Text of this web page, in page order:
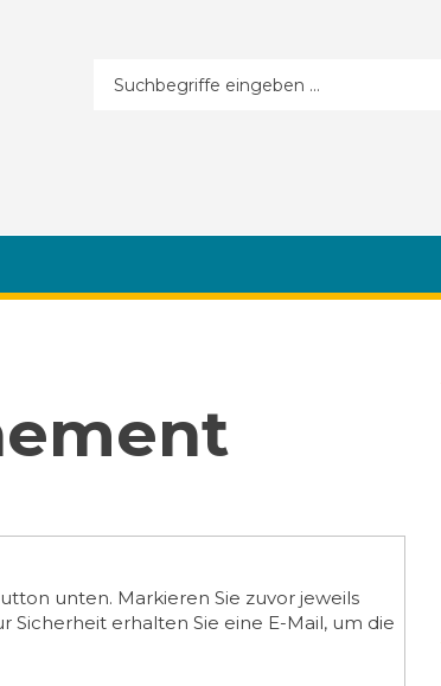
Suchformular
unten. Markieren Sie zuvor jeweils
Sicherheit erhalten Sie eine E-Mail, um die